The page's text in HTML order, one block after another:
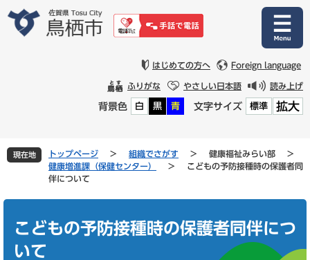
文
はじめての方へ Foreign language
ふりがな やさしい日本語 読み上げ
背景色 白 黒 青 文字サイズ 標準 拡大
現在地 トップページ > 組織でさがす > 健康福祉みらい部
>
健康増進課（保健センター）
>
こどもの予防接種時の保護者同
伴について
こどもの予防接種時の保護者同伴につ
いて